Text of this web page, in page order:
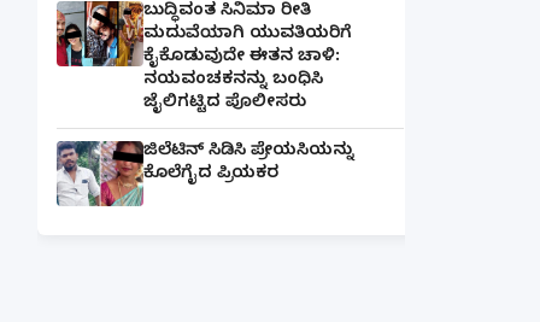
ಬುದ್ಧಿವಂತ ಸಿನಿಮಾ ರೀತಿ
ಮದುವೆಯಾಗಿ ಯುವತಿಯರಿಗೆ
ಕೈಕೊಡುವುದೇ ಈತನ ಚಾಳಿ:
ನಯವಂಚಕನನ್ನು ಬಂಧಿಸಿ
ಜೈಲಿಗಟ್ಟಿದ ಪೊಲೀಸರು
ಜಿಲೆಟಿನ್ ಸಿಡಿಸಿ ಪ್ರೇಯಸಿಯನ್ನು
ಕೊಲೆಗೈದ ಪ್ರಿಯಕರ